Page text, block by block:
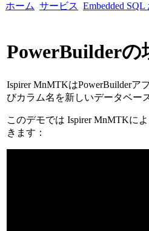
ホーム サービス Embedded
PowerBuilder
Ispirer MnMTKはPowerBuilder
びカラム名を新しいデータベー
このデモでは Ispirer MnMTKに
きます：